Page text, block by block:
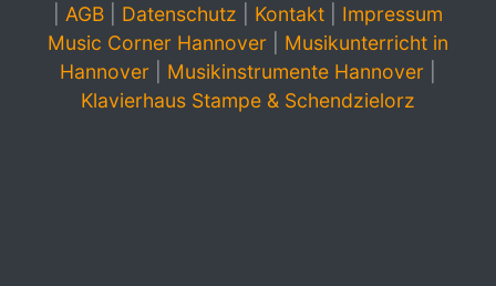
AGB Datenschutz Kontakt
Impressum
Music Corner Hannover
Musikunterricht in
Hannover
Musikinstrumente Hannover
Klavierhaus Stampe & Schendzielorz